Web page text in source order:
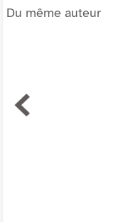
Du même auteur